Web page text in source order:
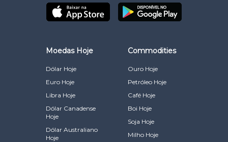
Moedas Hoje
Dólar Hoje
Euro Hoje
Libra Hoje
Dólar Canadense
Hoje
Dólar Australiano
Hoje
Commodities
Ouro Hoje
Petróleo Hoje
Café Hoje
Boi Hoje
Soja Hoje
Milho Hoje